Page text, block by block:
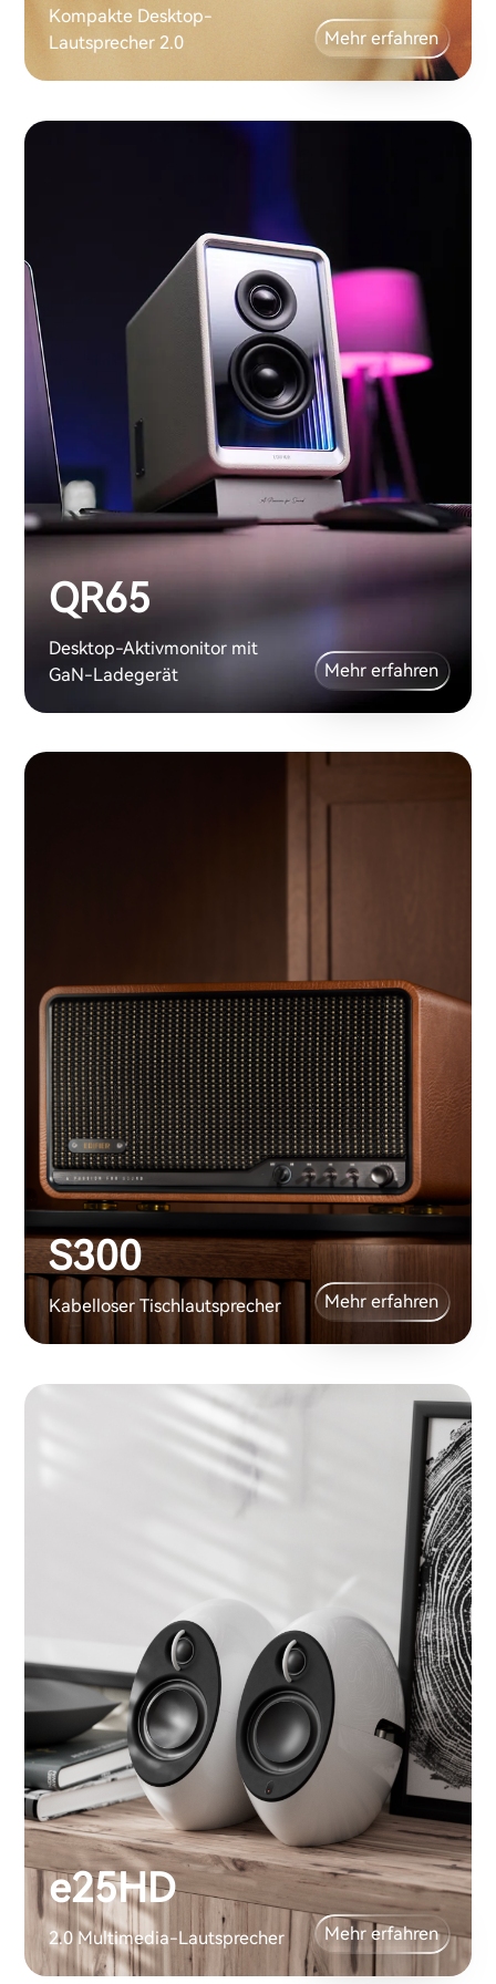
Kompakte Desktop-
Lautsprecher 2.0
Mehr erfahren
QR65
Desktop-Aktivmonitor mit
GaN-Ladegerät
Mehr erfahren
S300
Kabelloser Tischlautsprecher Mehr erfahren
e25HD
2.0 Multimedia-Lautsprecher Mehr erfahren